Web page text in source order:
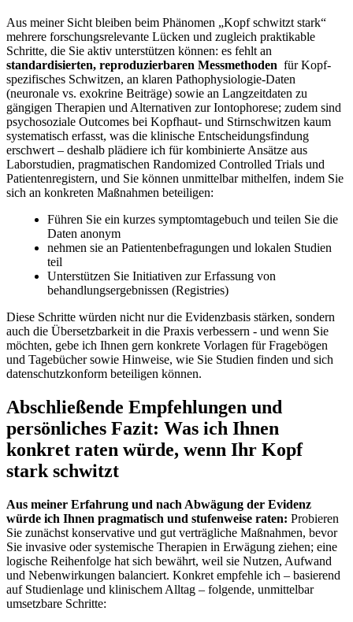
Aus meiner Sicht bleiben beim Phänomen „Kopf schwitzt stark“
mehrere forschungsrelevante Lücken und ⁣zugleich praktikable⁢
Schritte, die Sie aktiv unterstützen können: es ‌fehlt an
standardisierten, reproduzierbaren⁤ Messmethoden ‍ für Kopf-
spezifisches Schwitzen, an klaren ​Pathophysiologie-Daten
(neuronale vs. exokrine Beiträge) sowie an Langzeitdaten zu⁣
gängigen Therapien und ⁤Alternativen zur Iontophorese; zudem sind
psychosoziale Outcomes bei Kopfhaut- und Stirnschwitzen kaum
systematisch erfasst, was die klinische Entscheidungsfindung
⁤erschwert – deshalb plädiere ich für kombinierte Ansätze aus
Laborstudien, pragmatischen Randomized Controlled‍ Trials und
Patientenregistern, und Sie können unmittelbar mithelfen, indem Sie
sich an konkreten Maßnahmen beteiligen:
Führen Sie ein kurzes symptomtagebuch und teilen Sie die
Daten anonym
nehmen sie an Patientenbefragungen und lokalen Studien ​
teil
Unterstützen Sie Initiativen zur Erfassung von
behandlungsergebnissen​ (Registries)
Diese Schritte würden nicht nur die⁢ Evidenzbasis stärken, sondern
auch die Übersetzbarkeit in die Praxis verbessern -‌ und wenn Sie
möchten,​ gebe ich⁤ Ihnen gern konkrete Vorlagen ⁢für Fragebögen
und Tagebücher sowie Hinweise,​ wie Sie⁢ Studien​ finden und⁣ sich
datenschutzkonform​ beteiligen können.
Abschließende Empfehlungen⁤ und
persönliches Fazit: Was ich Ihnen
konkret raten würde, ​wenn Ihr Kopf
stark schwitzt
Aus meiner Erfahrung‌ und nach Abwägung der Evidenz
würde ich Ihnen⁢ pragmatisch und stufenweise raten: Probieren⁢
Sie zunächst konservative und gut verträgliche⁤ Maßnahmen, ‍bevor
‌Sie invasive oder systemische Therapien in ‍Erwägung‍ ziehen; eine​
logische Reihenfolge hat sich bewährt, weil sie⁤ Nutzen, Aufwand
‍und Nebenwirkungen balanciert. Konkret empfehle ich – basierend
auf ​Studienlage und klinischem ⁤Alltag – folgende, unmittelbar
umsetzbare Schritte: